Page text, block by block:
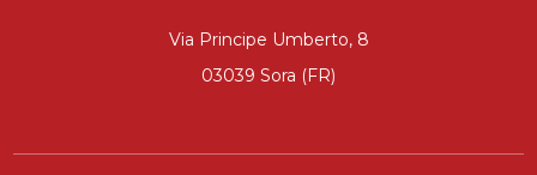
Via Principe Umberto, 8
03039 Sora (FR)